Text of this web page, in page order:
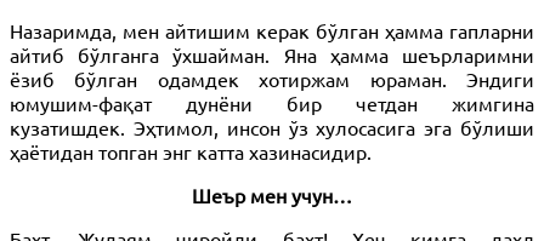
Назаримда, мен айтишим керак бўлган ҳамма гапларни
айтиб бўлганга ўхшайман. Яна ҳамма шеърларимни
ёзиб бўлган одамдек хотиржам юраман. Эндиги
юмушим-фақат дунёни бир четдан жимгина
кузатишдек. Эҳтимол, инсон ўз хулосасига эга бўлиши
ҳаётидан топган энг катта хазинасидир.
Шеър мен учун…